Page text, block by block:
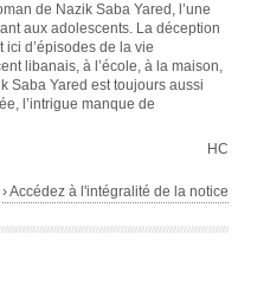
de Nazik Saba Yared, l’une
aux adolescents. La déception
ici d’épisodes de la vie
libanais, à l’école, à la maison,
Saba Yared est toujours aussi
l’intrigue manque de
HC
› Accédez à l'intégralité de la notice